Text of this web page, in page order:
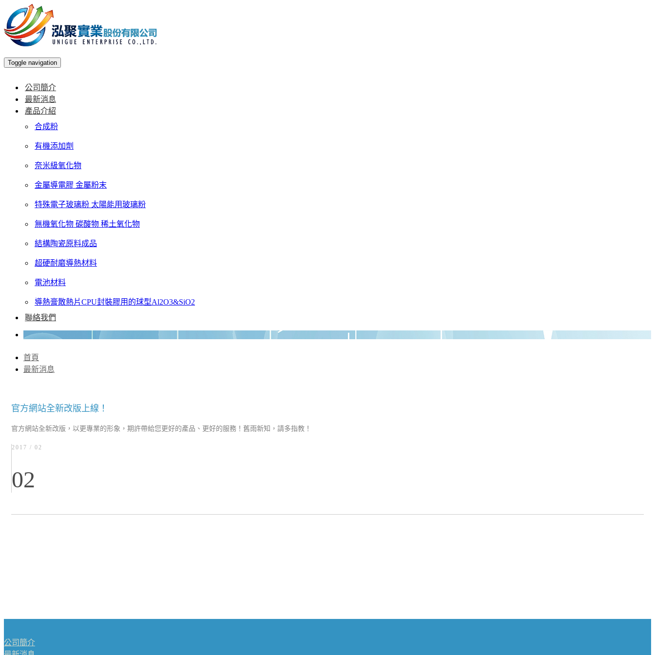
Toggle navigation
公司簡介
最新消息
產品介紹
合成粉
有機添加劑
奈米級氧化物
金屬導電膠 金屬粉末
特殊電子玻璃粉 太陽能用玻璃粉
無機氧化物 碳酸物 稀土氧化物
結構陶瓷原料成品
超硬耐磨導熱材料
電池材料
導熱膏散熱片CPU封裝膠用的球型Al2O3&SiO2
聯絡我們
首頁
最新消息
官方網站全新改版上線！
官方網站全新改版，以更專業的形象，期許帶給您更好的產品、更好的服務！舊雨新知，請多指教！
2017 / 02
02
公司簡介